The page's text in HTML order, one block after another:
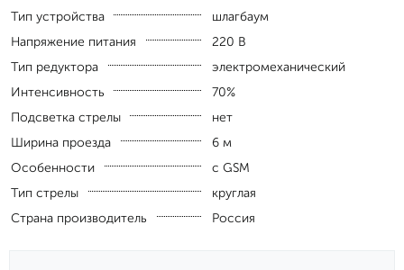
Тип устройства
шлагбаум
Напряжение питания
220 В
Тип редуктора
электромеханический
Интенсивность
70%
Подсветка стрелы
нет
Ширина проезда
6 м
Особенности
с GSM
Тип стрелы
круглая
Страна производитель
Россия